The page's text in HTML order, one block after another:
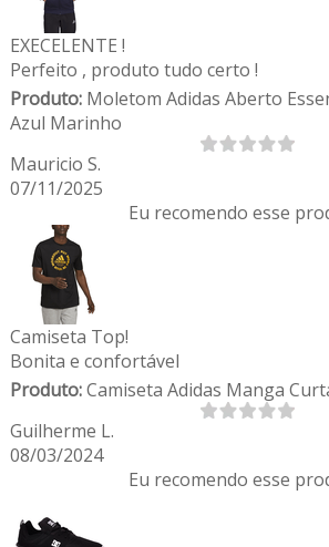
EXECELENTE !
Perfeito , produto tudo certo !
Produto:Moletom Adidas Aberto
Azul Marinho
Mauricio S.
07/11/2025
Eu recomendo esse
Camiseta Top!
Bonita e confortável
Produto:Camiseta Adidas Manga
Guilherme L.
08/03/2024
Eu recomendo esse